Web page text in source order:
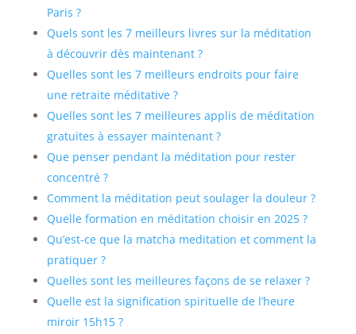
Paris ?
Quels sont les 7 meilleurs livres sur la méditation
à découvrir dès maintenant ?
Quelles sont les 7 meilleurs endroits pour faire
une retraite méditative ?
Quelles sont les 7 meilleures applis de méditation
gratuites à essayer maintenant ?
Que penser pendant la méditation pour rester
concentré ?
Comment la méditation peut soulager la douleur ?
Quelle formation en méditation choisir en 2025 ?
Qu’est-ce que la matcha meditation et comment la
pratiquer ?
Quelles sont les meilleures façons de se relaxer ?
Quelle est la signification spirituelle de l’heure
miroir 15h15 ?